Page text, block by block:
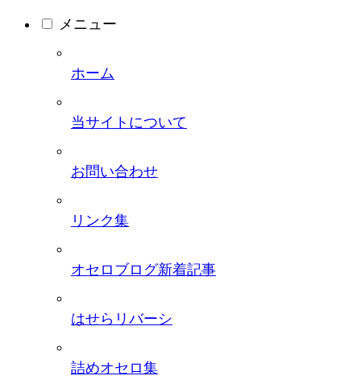
メニュー
ホーム
当サイトについて
お問い合わせ
リンク集
オセロブログ新着記事
はせらリバーシ
詰めオセロ集